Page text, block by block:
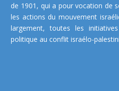
de 1901, qui a pour vocation de
les actions du mouvement
largement, toutes les
politique au conflit israélo-